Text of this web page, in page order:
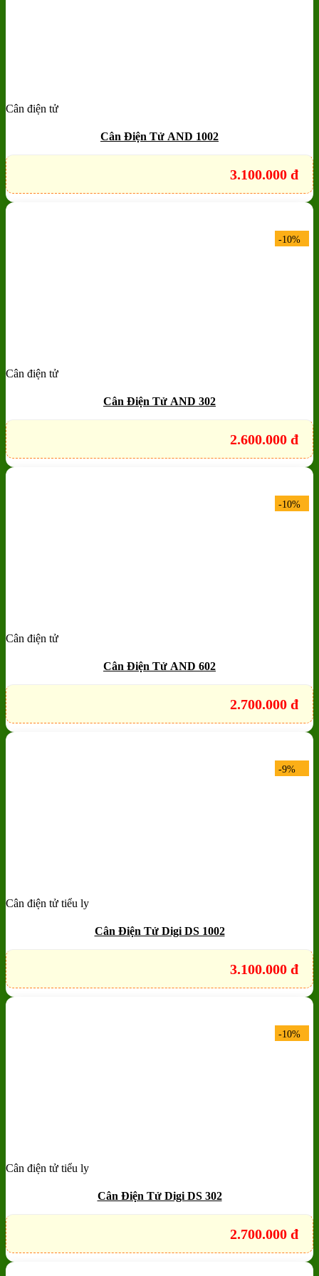
Add to wishlist
Cân điện tử
Cân Điện Tử AND 1002
3.100.000 đ
-10%
Add to wishlist
Cân điện tử
Cân Điện Tử AND 302
2.600.000 đ
-10%
Add to wishlist
Cân điện tử
Cân Điện Tử AND 602
2.700.000 đ
-9%
Add to wishlist
Cân điện tử tiểu ly
Cân Điện Tử Digi DS 1002
3.100.000 đ
-10%
Add to wishlist
Cân điện tử tiểu ly
Cân Điện Tử Digi DS 302
2.700.000 đ